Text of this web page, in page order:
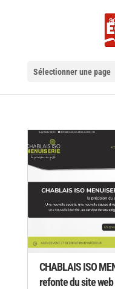
Sélectionner une page
CHABLAIS ISO
refonte du site web